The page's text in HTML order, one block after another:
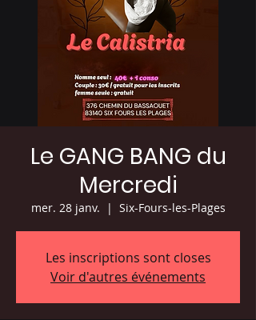
Le GANG BANG du
Mercredi
mer. 28 janv.
  |
Six-Fours-les-Plages
Les inscriptions sont closes
Voir d'autres événements